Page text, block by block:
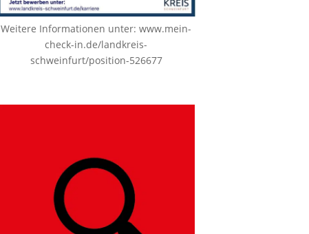
Weitere Informationen unter:www.mein-
check-in.de/landkreis-
schweinfurt/position-526677